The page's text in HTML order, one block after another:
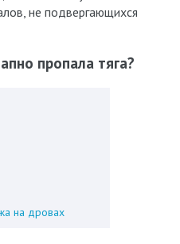
не подвергающихся
пропала тяга?
на дровах